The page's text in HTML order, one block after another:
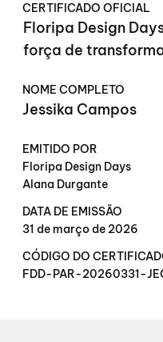
CERTIFICADO OFICIAL
Floripa Design
força de
NOME COMPLETO
Jessika Campos
DATA DE EMISSÃO
31 de março de 2026
EMITIDO POR
Floripa Design Days
Alana Durgante
CÓDIGO DO
FDD-PAR-20260331-